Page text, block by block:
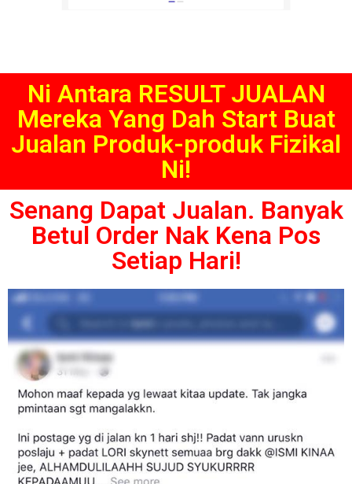
Ni Antara RESULT JUALAN
Mereka Yang Dah Start Buat
Jualan Produk-produk Fizikal
Ni!
Senang Dapat Jualan. Banyak
Betul Order Nak Kena Pos
Setiap Hari!